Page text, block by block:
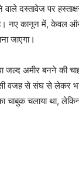
वाले दस्तावेज पर
कानून में, केवल
जाएगा।
जल्द अमीर बनने की
से संघ से लेकर
चलाया था,